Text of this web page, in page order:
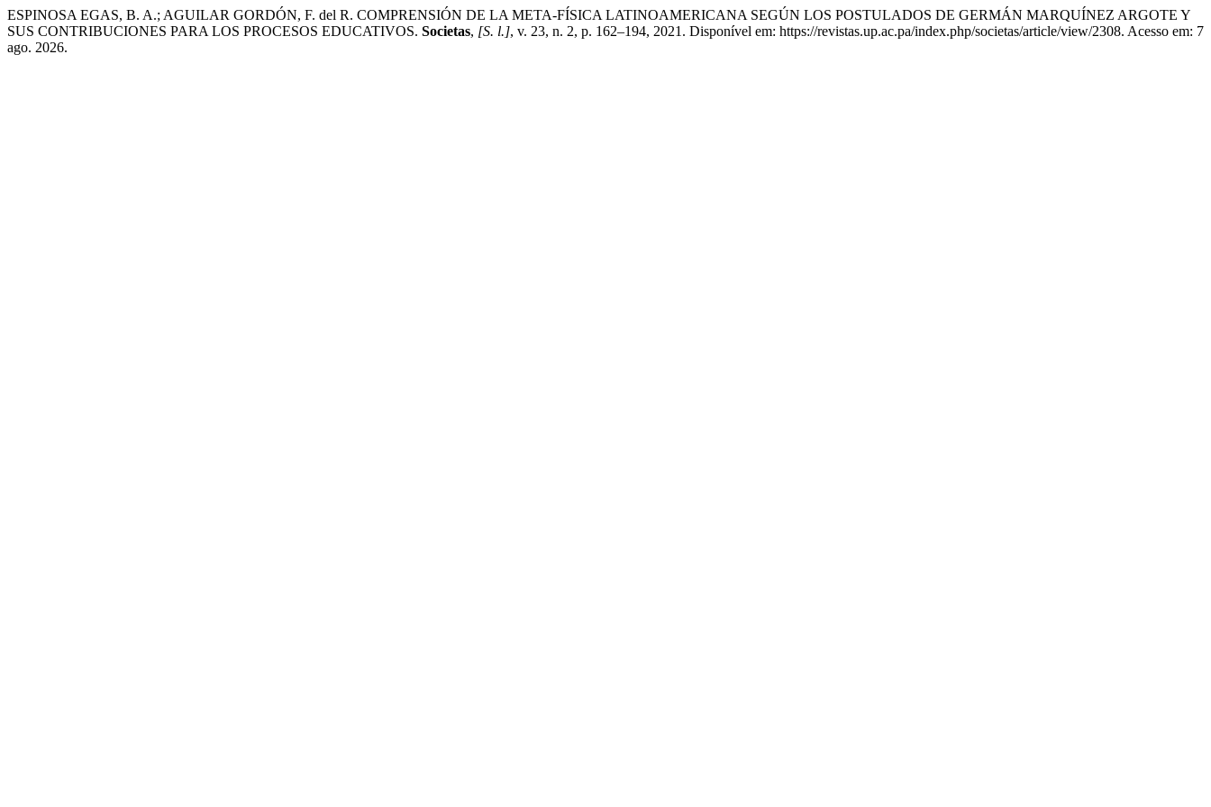
ESPINOSA EGAS, B. A.; AGUILAR GORDÓN, F. del R. COMPRENSIÓN DE LA META-FÍSICA LATINOAMERICANA SEGÚN LOS POSTULADOS DE GERMÁN MARQUÍNEZ ARGOTE Y
SUS CONTRIBUCIONES PARA LOS PROCESOS EDUCATIVOS. Societas, [S. l.], v. 23, n. 2, p. 162–194, 2021. Disponível em: https://revistas.up.ac.pa/index.php/societas/article/view/2308. Acesso em: 7
ago. 2026.